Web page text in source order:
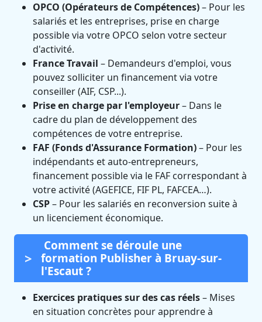
OPCO (Opérateurs de Compétences)– Pour les
salariés et les entreprises, prise en charge
possible via votre OPCO selon votre secteur
d'activité.
France Travail – Demandeurs d'emploi, vous
pouvez solliciter un financement via votre
conseiller (AIF, CSP...).
Prise en charge par l'employeur– Dans le
cadre du plan de développement des
compétences de votre entreprise.
FAF (Fonds d'Assurance Formation)– Pour les
indépendants et auto-entrepreneurs,
financement possible via le FAF correspondant à
votre activité (AGEFICE, FIF PL, FAFCEA…).
CSP– Pour les salariés en reconversion suite à
un licenciement économique.
Comment se déroule une
formation Publisher à Bruay-sur-
l'Escaut ?
Exercices pratiques sur des cas réels– Mises
en situation concrètes pour apprendre à